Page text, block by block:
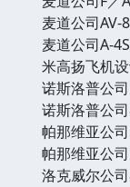
麦道公司AV-
麦道公司A-
米高扬飞机
诺斯洛普公
诺斯洛普公
帕那维亚公
帕那维亚公
洛克威尔公